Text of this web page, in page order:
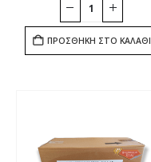
ΠΡΟΣΘΉΚΗ ΣΤΟ ΚΑΛΆΘΙ